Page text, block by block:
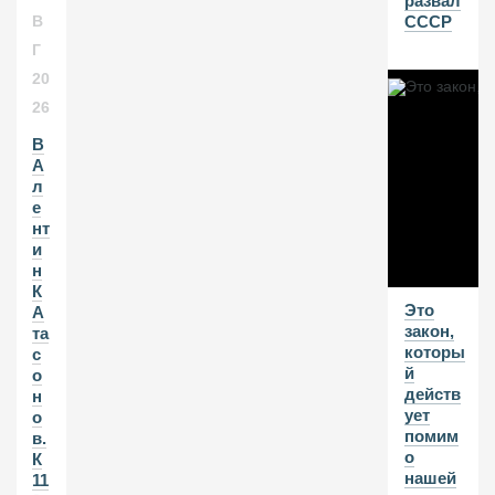
В
Г
20
26
В
А
л
е
нт
и
н
К
А
та
с
о
н
о
в.
К
11
СССР
Это
закон,
которы
й
действ
ует
помим
о
нашей